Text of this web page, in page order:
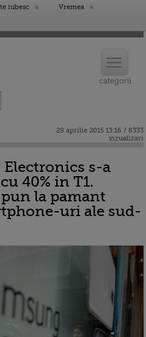
iubesc
Vremea
29 aprilie 2015 13:16 / 8333
vizualizari
s-a
40% in T1.
la pamant
uri ale sud-